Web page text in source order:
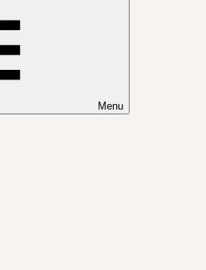
Menu